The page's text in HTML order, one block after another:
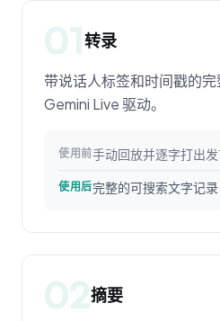
01转录
带说话人标签和时间戳的
Gemini Live 驱动。
使用前手动回放并逐字打出
使用后完整的可搜索文字记
02摘要